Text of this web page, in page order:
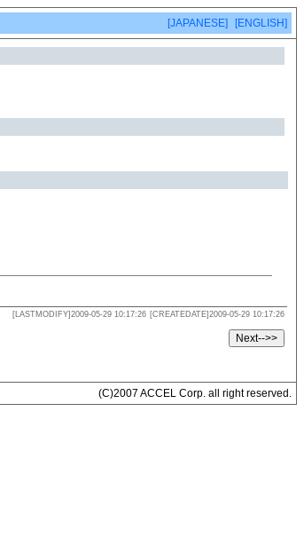
[JAPANESE] [ENGLISH]
[LASTMODIFY]2009-05-29 10:17:26 [CREATEDATE]2009-05-29 10:17:26
(C)2007 ACCEL Corp. all right reserved.